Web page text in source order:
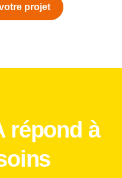
projet
répond à